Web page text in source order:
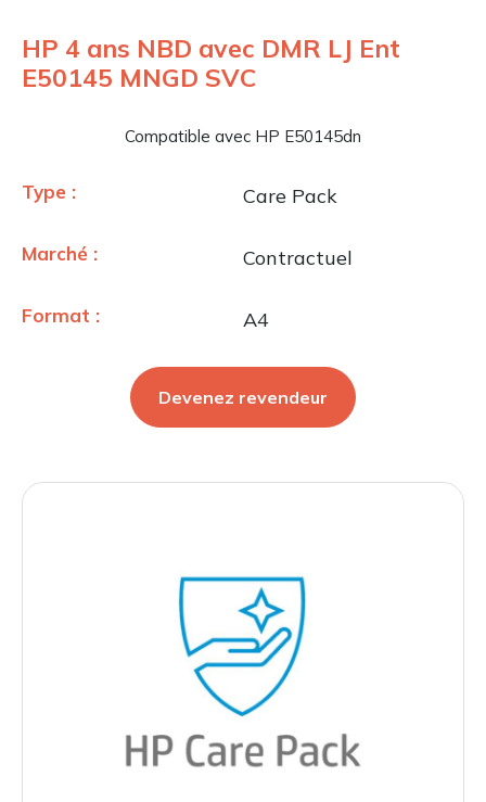
HP 4 ans NBD avec DMR LJ Ent
E50145 MNGD SVC
Compatible avec HP E50145dn
Type : Care Pack
Marché : Contractuel
Format : A4
Devenez revendeur